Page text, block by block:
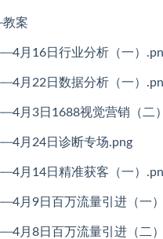
案
月16日行业分析（一）
月22日数据分析（一）
月3日1688视觉营销（二
月24日诊断专场.png
月14日精准获客（一）
月9日百万流量引进（一
月8日百万流量引进（二